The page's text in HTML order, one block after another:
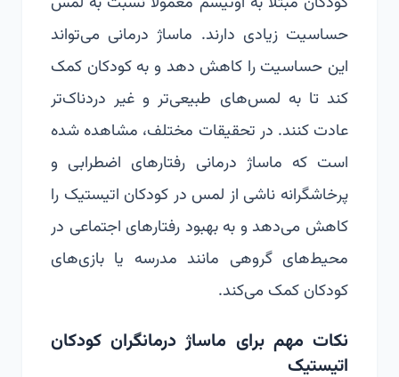
حساسیت زیادی دارند. ماساژ درمانی می‌تواند
این حساسیت را کاهش دهد و به کودکان کمک
کند تا به لمس‌های طبیعی‌تر و غیر دردناک‌تر
عادت کنند. در تحقیقات مختلف، مشاهده شده
است که ماساژ درمانی رفتارهای اضطرابی و
پرخاشگرانه ناشی از لمس در کودکان اتیستیک را
کاهش می‌دهد و به بهبود رفتارهای اجتماعی در
محیط‌های گروهی مانند مدرسه یا بازی‌های
کودکان کمک می‌کند.
نکات مهم برای ماساژ درمانگران کودکان
اتیستیک